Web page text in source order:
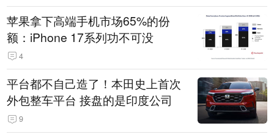
苹果拿下高端手机市场65%的份
额：iPhone 17系列功不可没
4
平台都不自己造了！本田史上首次
外包整车平台 接盘的是印度公司
9